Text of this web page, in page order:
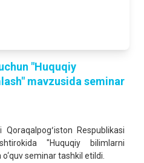
"Huquqiy
mavzusida seminar
Respublikasi
"Huquqiy bilimlarni
seminar tashkil etildi.